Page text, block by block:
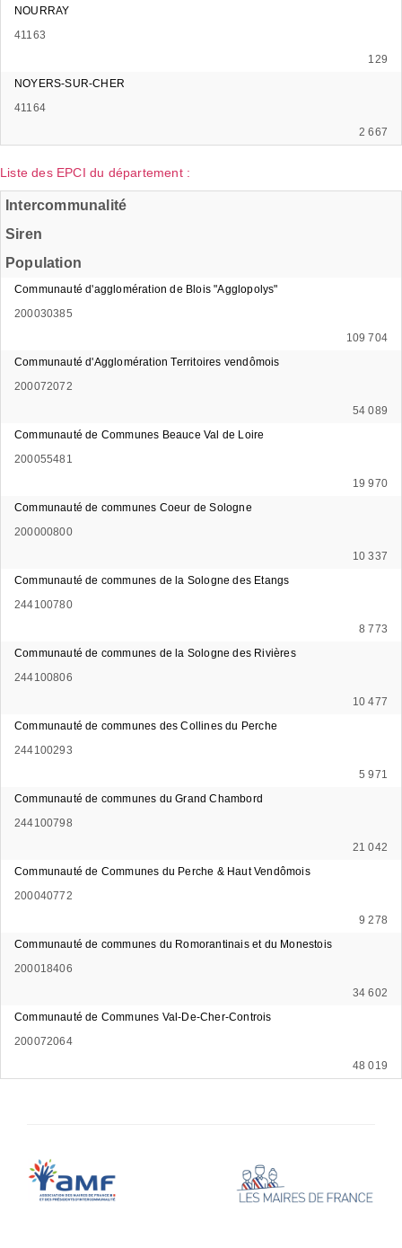
NOURRAY
41163
129
NOYERS-SUR-CHER
41164
2 667
Liste des EPCI du département :
Intercommunalité
Siren
Population
Communauté d'agglomération de Blois "Agglopolys"
200030385
109 704
Communauté d'Agglomération Territoires vendômois
200072072
54 089
Communauté de Communes Beauce Val de Loire
200055481
19 970
Communauté de communes Coeur de Sologne
200000800
10 337
Communauté de communes de la Sologne des Etangs
244100780
8 773
Communauté de communes de la Sologne des Rivières
244100806
10 477
Communauté de communes des Collines du Perche
244100293
5 971
Communauté de communes du Grand Chambord
244100798
21 042
Communauté de Communes du Perche & Haut Vendômois
200040772
9 278
Communauté de communes du Romorantinais et du Monestois
200018406
34 602
Communauté de Communes Val-De-Cher-Controis
200072064
48 019